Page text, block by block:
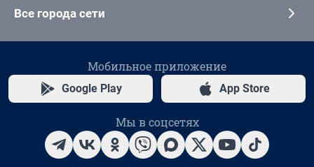
Все города сети
Мобильное приложение
Google Play App Store
Мы в соцсетях